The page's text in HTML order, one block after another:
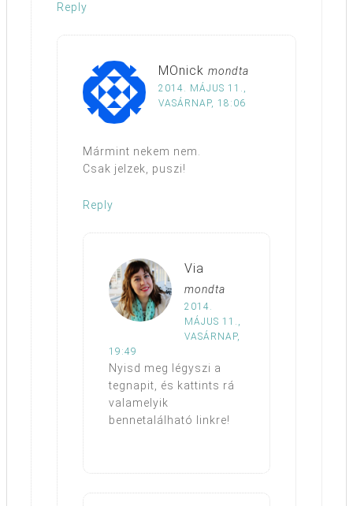
Reply
MOnick mondta
2014. MÁJUS 11.,
VASÁRNAP, 18:06
Mármint nekem nem.
Csak jelzek, puszi!
Reply
Via
mondta
2014.
MÁJUS 11.,
VASÁRNAP,
19:49
Nyisd meg légyszi a
tegnapit, és kattints rá
valamelyik
bennetalálható linkre!